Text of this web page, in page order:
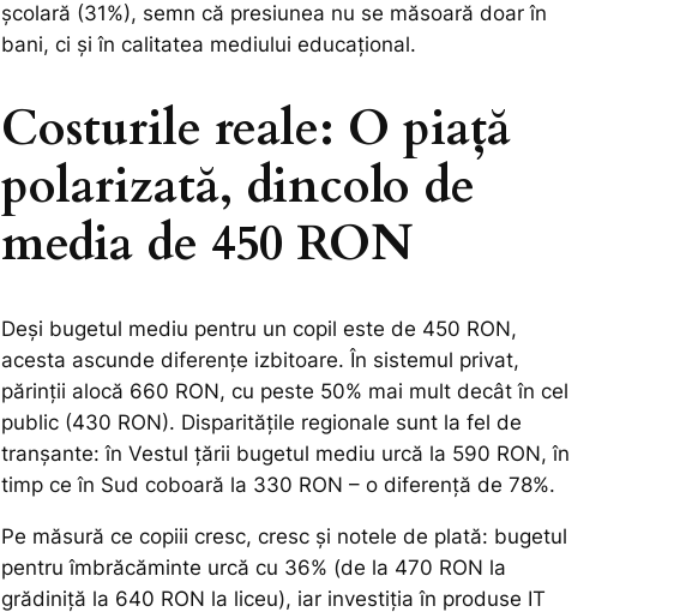
școlară (31%), semn că presiunea nu se măsoară doar în
bani, ci și în calitatea mediului educațional.
Costurile reale: O piață
polarizată, dincolo de
media de 450 RON
Deși bugetul mediu pentru un copil este de 450 RON,
acesta ascunde diferențe izbitoare. În sistemul privat,
părinții alocă 660 RON, cu peste 50% mai mult decât în cel
public (430 RON). Disparitățile regionale sunt la fel de
tranșante: în Vestul țării bugetul mediu urcă la 590 RON, în
timp ce în Sud coboară la 330 RON – o diferență de 78%.
Pe măsură ce copiii cresc, cresc și notele de plată: bugetul
pentru îmbrăcăminte urcă cu 36% (de la 470 RON la
grădiniță la 640 RON la liceu), iar investiția în produse IT